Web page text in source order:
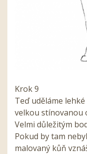
Krok 9
Teď uděláme
velkou stínovanou
Velmi důležitým
Pokud by tam
malovaný kůň